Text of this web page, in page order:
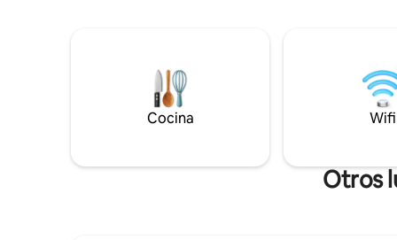
mano, suelos de madera, techos altos,
arte contemporáneo. Finca histórica
construida en 1789, una vez fue un
períodos más largos o más cortos.
cultural. Previa solicitud, se ofrecen
Cocina Wifi
Otros